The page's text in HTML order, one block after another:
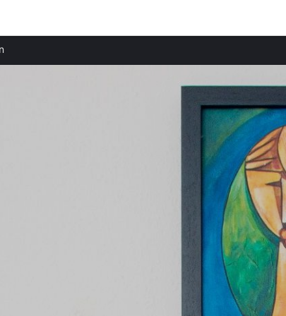
Ferienwohnungen in Zaanstad mieten
Ferienwohnungen in Groningen mieten